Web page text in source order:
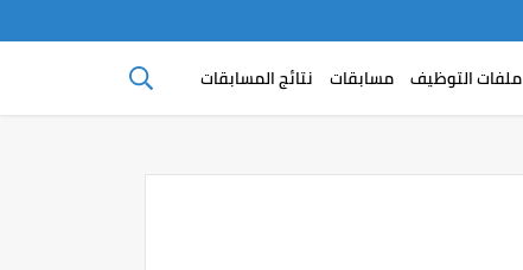
ملفات التوظيف مسابقات نتائج المسابقات